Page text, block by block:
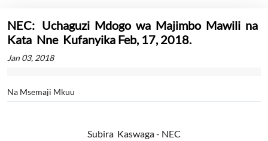
NEC: Uchaguzi Mdogo wa Majimbo Mawili na
Kata Nne Kufanyika Feb, 17, 2018.
Jan 03, 2018
Na Msemaji Mkuu
Subira Kaswaga - NEC